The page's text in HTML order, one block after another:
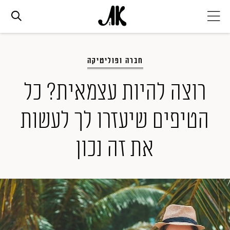
אופנה
ביוטי
סלבס
ערוצים נוספים
המגזין
חברה ופוליטיקה
רוצה להיות עצמאית? כל
הטיפים שיעזרו לך לעשות
את זה נכון